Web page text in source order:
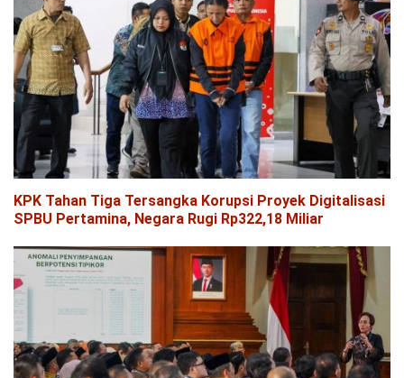
KPK Tahan Tiga Tersangka Korupsi Proyek Digitalisasi
SPBU Pertamina, Negara Rugi Rp322,18 Miliar